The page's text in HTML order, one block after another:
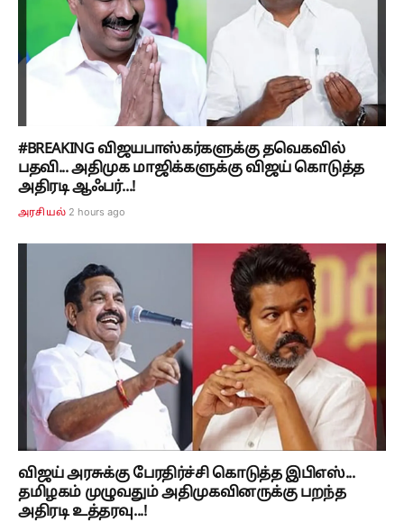
#BREAKING விஜயபாஸ்கர்களுக்கு தவெகவில்
பதவி... அதிமுக மாஜிக்களுக்கு விஜய் கொடுத்த
அதிரடி ஆஃபர்...!
அரசியல் 2 hours ago
விஜய் அரசுக்கு பேரதிர்ச்சி கொடுத்த இபிஎஸ்...
தமிழகம் முழுவதும் அதிமுகவினருக்கு பறந்த
அதிரடி உத்தரவு...!